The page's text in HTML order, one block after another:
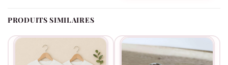
vous deux, portant ces pulls lors d’un festival, d’un événement
spécial ou simplement lors d’une sortie décontractée. C’est la
manière parfaite de montrer au monde combien vous êtes unis
et assortis, dans tous les sens du terme.
PRODUITS SIMILAIRES